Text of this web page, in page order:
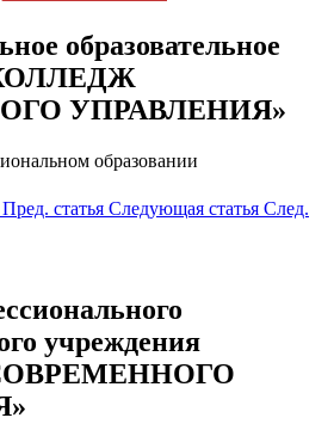
образовательное
УПРАВЛЕНИЯ»
образовании
Пред. статья Следующая статья След.
учреждения